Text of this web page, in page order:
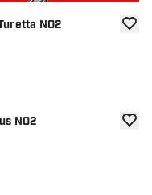
NO2
NO2